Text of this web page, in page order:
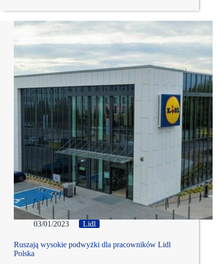
03/01/2023 Lidl
Ruszają wysokie podwyżki dla pracowników Lidl
Polska